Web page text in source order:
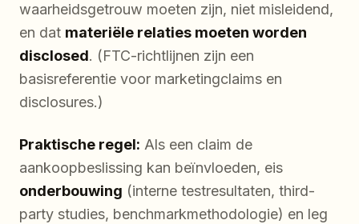
waarheidsgetrouw moeten zijn, niet misleidend,
en dat materiële relaties moeten worden
disclosed. (FTC-richtlijnen zijn een
basisreferentie voor marketingclaims en
disclosures.)
Praktische regel: Als een claim de
aankoopbeslissing kan beïnvloeden, eis
onderbouwing (interne testresultaten, third-
party studies, benchmarkmethodologie) en leg